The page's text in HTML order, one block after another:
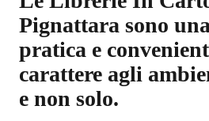
Pignattara sono
pratica e
carattere agli
e non solo.